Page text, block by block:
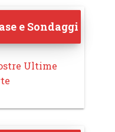
e Sondaggi
Ultime